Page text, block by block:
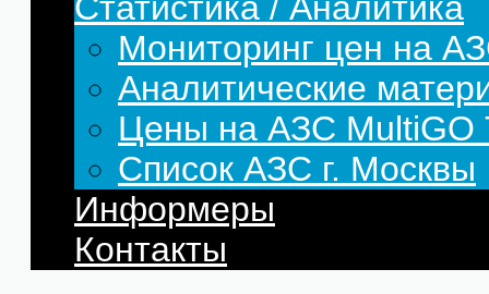
Мониторинг цен на
Аналитические
Цены на АЗС
Список АЗС г. Москвы
Информеры
Контакты